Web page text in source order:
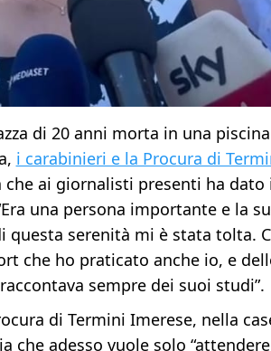
di 20 anni morta in una piscina
i carabinieri e la Procura di
ai giornalisti presenti ha dato
una persona importante e la
questa serenità mi è stata tolta.
che ho praticato anche io, e
sempre dei suoi studi”.
di Termini Imerese, nella
che adesso vuole solo “attendere